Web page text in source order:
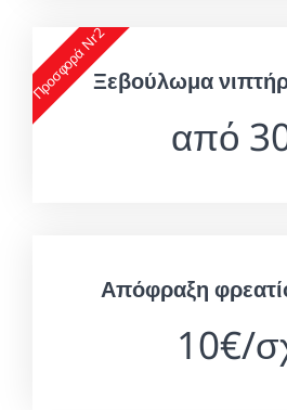
Προσφορά Nr2Ξεβούλωμα
από
Απόφραξη
10€/